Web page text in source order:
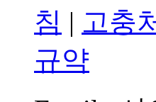
침 | 고충
규약